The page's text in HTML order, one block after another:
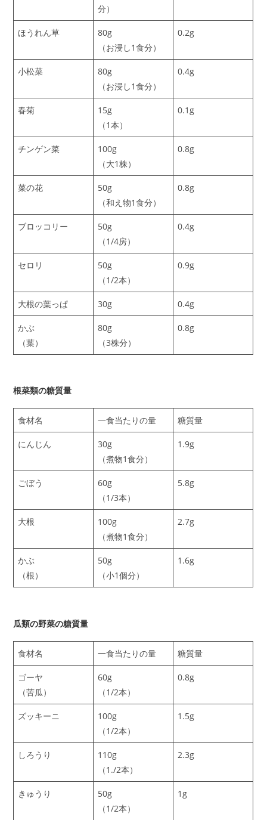
分）
ほうれん草
80g
（お浸し1食分）
0.2g
小松菜
80g
（お浸し1食分）
0.4g
春菊
15g
（1本）
0.1g
チンゲン菜
100g
（大1株）
0.8g
菜の花
50g
（和え物1食分）
0.8g
ブロッコリー
50g
（1/4房）
0.4g
セロリ
50g
（1/2本）
0.9g
大根の葉っぱ 30g 0.4g
かぶ
（葉）
80g
（3株分）
0.8g
根菜類の糖質量
食材名 一食当たりの量 糖質量
にんじん
30g
（煮物1食分）
1.9g
ごぼう
60g
（1/3本）
5.8g
大根
100g
（煮物1食分）
2.7g
かぶ
（根）
50g
（小1個分）
1.6g
瓜類の野菜の糖質量
食材名 一食当たりの量 糖質量
ゴーヤ
（苦瓜）
60g
（1/2本）
0.8g
ズッキーニ
100g
（1/2本）
1.5g
しろうり
110g
（1./2本）
2.3g
きゅうり
50g
（1/2本）
1g